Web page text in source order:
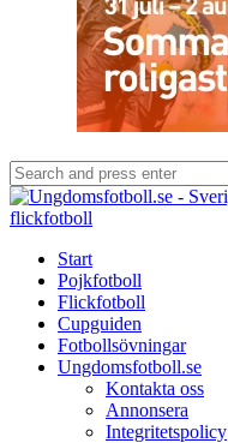
Search
for:
Start
Pojkfotboll
Flickfotboll
Cupguiden
Fotbollsövningar
Ungdomsfotboll.se
Kontakta oss
Annonsera
Integritetspolicy